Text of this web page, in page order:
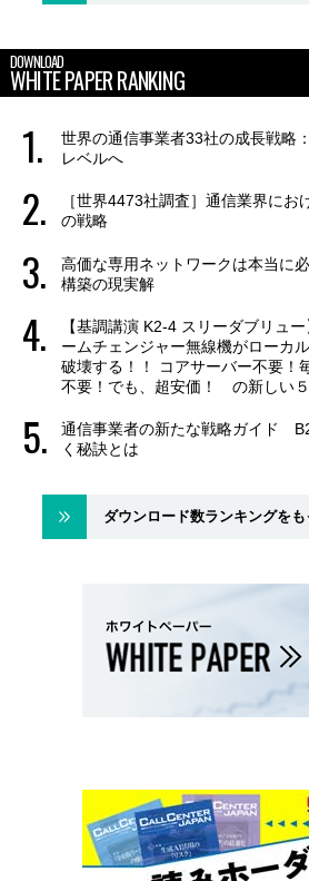
DOWNLOAD
WHITE PAPER RANKING
世界の通信事業者33社の成長戦略
レベルへ
［世界4473社調査］通信業界にお
の戦略
高価な専用ネットワークは本当に
構築の現実解
【基調講演 K2-4 スリーダブリュ
ームチェンジャー無線機がローカ
破壊する！！ コアサーバー不要！
不要！でも、超安価！ の新しい
通信事業者の新たな戦略ガイド
く秘訣とは
ダウンロード数ランキングをも